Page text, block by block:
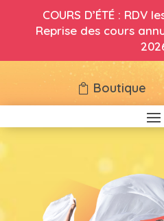
COURS D’ÉTÉ : RDV
Reprise des cours
Boutique
Reprise des cours le
ouvertes le 14 et
Boutique